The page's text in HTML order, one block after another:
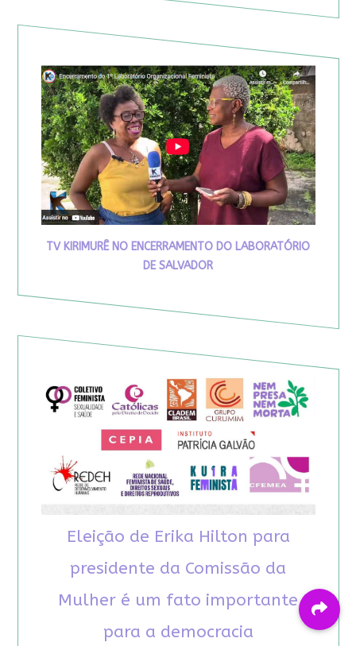
TV KIRIMURÊ NO ENCERRAMENTO DO LABORATÓRIO
DE SALVADOR
Eleição de Erika Hilton para
presidente da Comissão da
Mulher é um fato importante
para a democracia